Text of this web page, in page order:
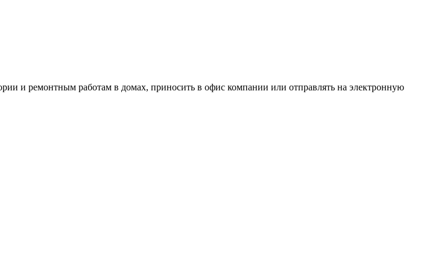
и ремонтным работам в домах, приносить в офис компании или отправлять на электронную